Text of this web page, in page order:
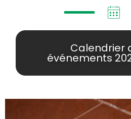
Calendrier
événements